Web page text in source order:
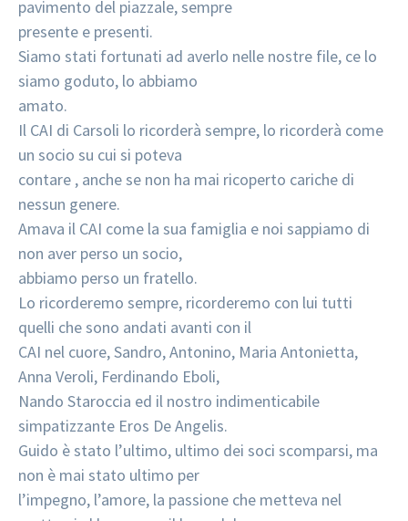
pavimento del piazzale, sempre
presente e presenti.
Siamo stati fortunati ad averlo nelle nostre file, ce lo
siamo goduto, lo abbiamo
amato.
Il CAI di Carsoli lo ricorderà sempre, lo ricorderà come
un socio su cui si poteva
contare , anche se non ha mai ricoperto cariche di
nessun genere.
Amava il CAI come la sua famiglia e noi sappiamo di
non aver perso un socio,
abbiamo perso un fratello.
Lo ricorderemo sempre, ricorderemo con lui tutti
quelli che sono andati avanti con il
CAI nel cuore, Sandro, Antonino, Maria Antonietta,
Anna Veroli, Ferdinando Eboli,
Nando Staroccia ed il nostro indimenticabile
simpatizzante Eros De Angelis.
Guido è stato l’ultimo, ultimo dei soci scomparsi, ma
non è mai stato ultimo per
l’impegno, l’amore, la passione che metteva nel